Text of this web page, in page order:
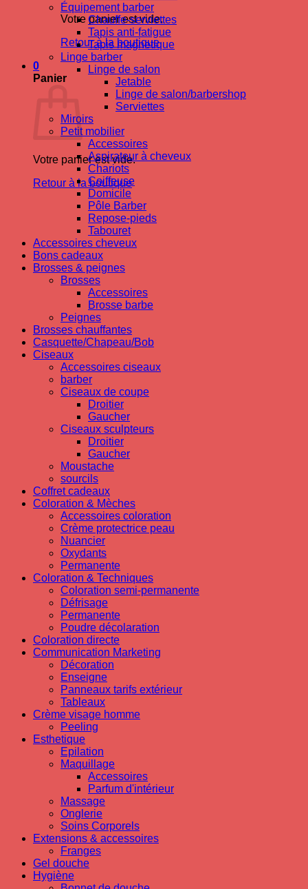
Votre panier est vide.
Retour à la boutique
0
Panier
Votre panier est vide.
Retour à la boutique
Équipement barber
Chauffe-serviettes
Tapis anti-fatigue
Tapis magnetique
Linge barber
Linge de salon
Jetable
Linge de salon/barbershop
Serviettes
Miroirs
Petit mobilier
Accessoires
Aspirateur à cheveux
Chariots
Coiffeuse
Domicile
Pôle Barber
Repose-pieds
Tabouret
Accessoires cheveux
Bons cadeaux
Brosses & peignes
Brosses
Accessoires
Brosse barbe
Peignes
Brosses chauffantes
Casquette/Chapeau/Bob
Ciseaux
Accessoires ciseaux
barber
Ciseaux de coupe
Droitier
Gaucher
Ciseaux sculpteurs
Droitier
Gaucher
Moustache
sourcils
Coffret cadeaux
Coloration & Mèches
Accessoires coloration
Crème protectrice peau
Nuancier
Oxydants
Permanente
Coloration & Techniques
Coloration semi-permanente
Défrisage
Permanente
Poudre décolaration
Coloration directe
Communication Marketing
Décoration
Enseigne
Panneaux tarifs extérieur
Tableaux
Crème visage homme
Peeling
Esthetique
Epilation
Maquillage
Accessoires
Parfum d'intérieur
Massage
Onglerie
Soins Corporels
Extensions & accessoires
Franges
Gel douche
Hygiène